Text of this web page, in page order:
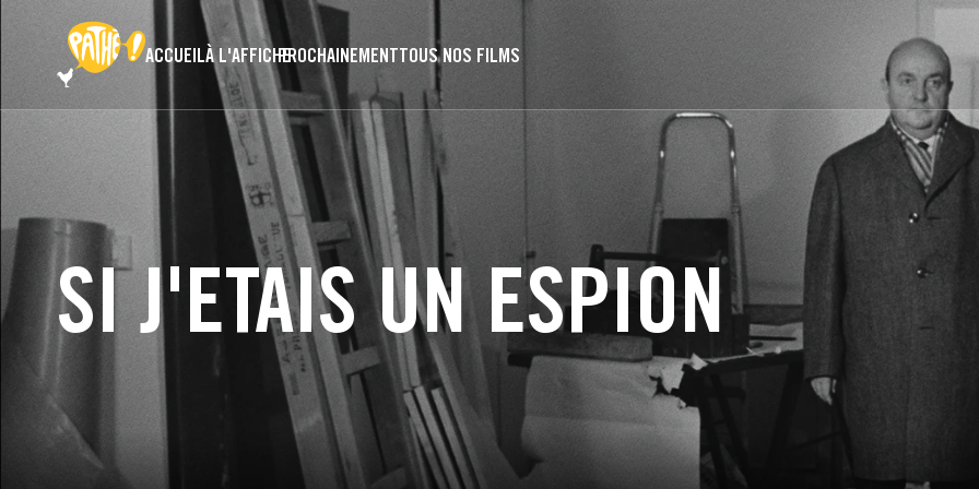
PASSER AU CONTENU PRINCIPAL
ACCUEILÀ L'AFFICHEPROCHAINEMENTTOUS NOS FILMS
SI J'ETAIS UN ESPION